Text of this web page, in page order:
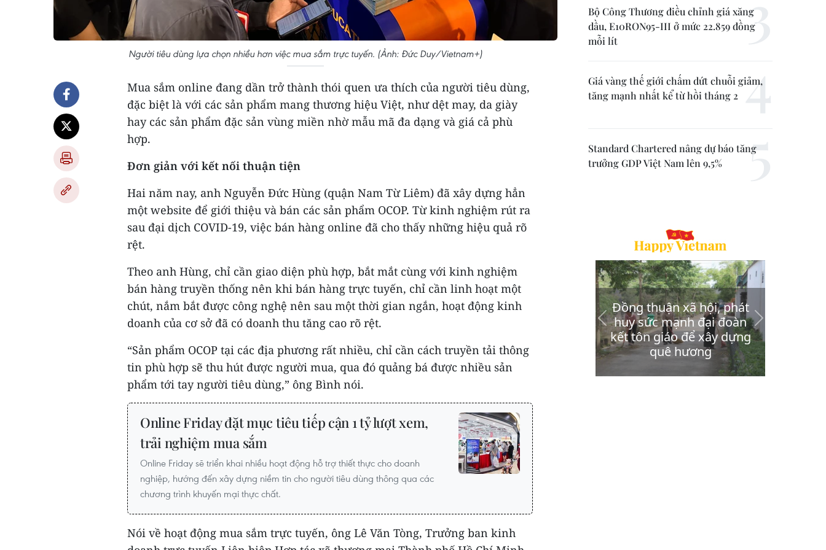
Người tiêu dùng lựa chọn nhiều hơn việc mua sắm trực tuyến. (Ảnh: Đức Duy/Vietnam+)
Mua sắm online đang dần trở thành thói quen ưa thích của người tiêu dùng,
đặc biệt là với các sản phẩm mang thương hiệu Việt, như dệt may, da giày
hay các sản phẩm đặc sản vùng miền nhờ mẫu mã đa dạng và giá cả phù
hợp.
Đơn giản với kết nối thuận tiện
Hai năm nay, anh Nguyễn Đức Hùng (quận Nam Từ Liêm) đã xây dựng hẳn
một website để giới thiệu và bán các sản phẩm OCOP. Từ kinh nghiệm rút ra
sau đại dịch COVID-19, việc bán hàng online đã cho thấy những hiệu quả rõ
rệt.
Theo anh Hùng, chỉ cần giao diện phù hợp, bắt mắt cùng với kinh nghiệm
bán hàng truyền thống nên khi bán hàng trực tuyến, chỉ cần linh hoạt một
chút, nắm bắt được công nghệ nên sau một thời gian ngắn, hoạt động kinh
doanh của cơ sở đã có doanh thu tăng cao rõ rệt.
“Sản phẩm OCOP tại các địa phương rất nhiều, chỉ cần cách truyền tải thông
tin phù hợp sẽ thu hút được người mua, qua đó quảng bá được nhiều sản
phẩm tới tay người tiêu dùng,” ông Bình nói.
Online Friday đặt mục tiêu tiếp cận 1 tỷ lượt xem,
trải nghiệm mua sắm
Online Friday sẽ triển khai nhiều hoạt động hỗ trợ thiết thực cho doanh
nghiệp, hướng đến xây dựng niềm tin cho người tiêu dùng thông qua các
chương trình khuyến mại thực chất.
Nói về hoạt động mua sắm trực tuyến, ông Lê Văn Tòng, Trưởng ban kinh
Bộ Công Thương điều chỉnh giá xăng
dầu, E10RON95-III ở mức 22.859 đồng
mỗi lít
Giá vàng thế giới chấm dứt chuỗi giảm,
tăng mạnh nhất kể từ hồi tháng 2
Standard Chartered nâng dự báo tăng
trưởng GDP Việt Nam lên 9,5%